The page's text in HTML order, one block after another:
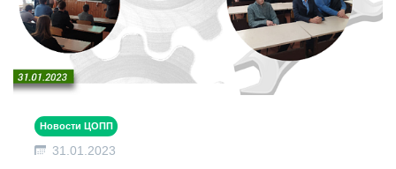
Новости ЦОПП
31.01.2023